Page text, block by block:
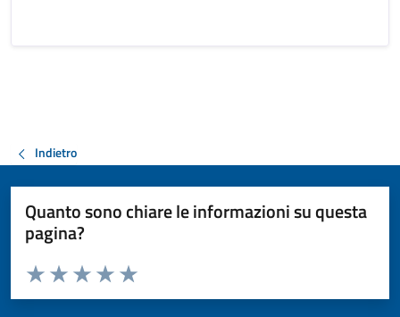
Indietro
Quanto sono chiare le informazioni su questa
pagina?
Valuta da 1 a 5 stelle la pagina
Valuta 5 stelle su 5
Valuta 4 stelle su 5
Valuta 3 stelle su 5
Valuta 2 stelle su 5
Valuta 1 stelle su 5